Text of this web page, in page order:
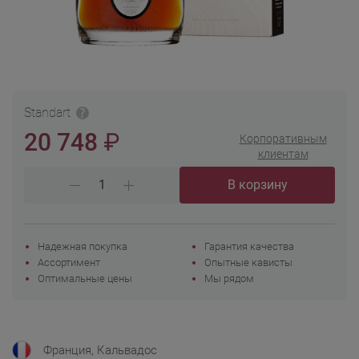
Франция, Кальвадос
Standart
20 748 ₽
Корпоративным
клиентам
В корзину
Надежная покупка
Гарантия качества
Ассортимент
Опытные кависты
Оптимальные цены
Мы рядом